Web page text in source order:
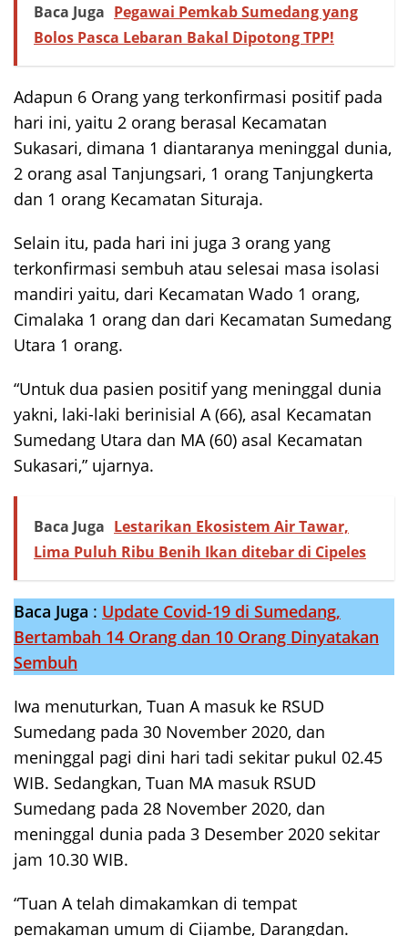
Baca Juga Pegawai Pemkab Sumedang yang
Bolos Pasca Lebaran Bakal Dipotong TPP!
Adapun 6 Orang yang terkonfirmasi positif pada
hari ini, yaitu 2 orang berasal Kecamatan
Sukasari, dimana 1 diantaranya meninggal dunia,
2 orang asal Tanjungsari, 1 orang Tanjungkerta
dan 1 orang Kecamatan Situraja.
Selain itu, pada hari ini juga 3 orang yang
terkonfirmasi sembuh atau selesai masa isolasi
mandiri yaitu, dari Kecamatan Wado 1 orang,
Cimalaka 1 orang dan dari Kecamatan Sumedang
Utara 1 orang.
“Untuk dua pasien positif yang meninggal dunia
yakni, laki-laki berinisial A (66), asal Kecamatan
Sumedang Utara dan MA (60) asal Kecamatan
Sukasari,” ujarnya.
Baca Juga Lestarikan Ekosistem Air Tawar,
Lima Puluh Ribu Benih Ikan ditebar di Cipeles
Baca Juga : Update Covid-19 di Sumedang,
Bertambah 14 Orang dan 10 Orang Dinyatakan
Sembuh
Iwa menuturkan, Tuan A masuk ke RSUD
Sumedang pada 30 November 2020, dan
meninggal pagi dini hari tadi sekitar pukul 02.45
WIB. Sedangkan, Tuan MA masuk RSUD
Sumedang pada 28 November 2020, dan
meninggal dunia pada 3 Desember 2020 sekitar
jam 10.30 WIB.
“Tuan A telah dimakamkan di tempat
pemakaman umum di Cijambe, Darangdan.